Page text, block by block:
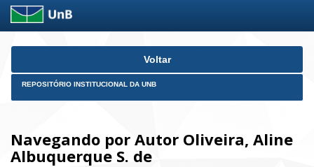
Skip
Voltar
REPOSITÓRIO INSTITUCIONAL DA UNB
Navegando por Autor Oliveira, Aline
Albuquerque S. de